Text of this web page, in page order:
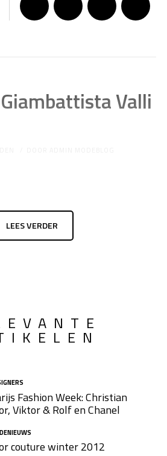
Valli
LEES VERDER
Fashion Week: Christian
Viktor & Rolf en Chanel
couture winter 2012